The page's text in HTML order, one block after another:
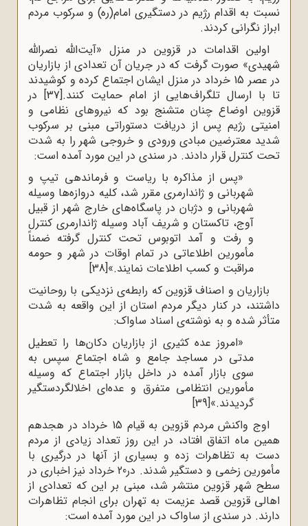
نسبت به اقدام رژیم در دستگیری امام(ره) و سرکوب مردم
ابراز نگرانی کردند.
اولین اقدامات در قزوین در منزل «آیت‌الله نصرالله
شهیدی» صورت گرفت که در جریان آن تعدادی از بازاریان
در عصر 15 خرداد در منزل ایشان اجتماع کرده و ‌کوشیدند
تا با ارسال تلگراف‌هایی از امام حمایت کنند.[37] در
قزوین اوضاع چنان متشنج بود که نیروهای نظامی و
امنیتی رژیم پس از دریافت دستوراتی مبنی بر سرکوب
شدید معترضین مبادی ورودی و خروجی شهر را به شدت
تحت کنترل قرار دادند. در سندی در این مورد آمده است:
«پس از مذاکره با ریاست و فرماندهی تیپ و
شهربانی و ژاندارمری مقرر شد، کلیه دروازه‌ها وسیله
شهربانی و دژبان در پاسگاه‌های خارج شهر از قبیل
آوج، تاکستان و شریف آباد وسیله ژاندارمری کنترل
و رفت و آمد اتوبوس تحت کنترل گرفته ضمناً
مأمورین اطلاعاتی در تمام اوقات در شهر و حومه
مراقبت و کسب اطلاعات نمایند.»[38]
بازاریان و اصناف قزوین که رابطه‌ی نزدیکی با روحانیت
داشتند، در کنار دیگر مردم استان از این واقعه به شدت
متأثر شده و به نوشته‌ی اسناد ساواک:
«امروز عده کثیری از بازاریان دکان‌ها را تعطیل
مدتی در مساجد جامع و شاه اجتماع سپس به
سوی بازار آمده در داخل بازار اجتماع که وسیله
مأمورین انتظامی متفرق و عده‌ای اخلالگردستگیر
گردیدند.»[39]
اوج واکنش مردم قزوین به قیام 15 خرداد در هجدهم
همین ماه اتفاق افتاد، در این روز تعداد زیادی از مردم
دست به تظاهرات زده و بسیاری از آنها در درگیری با
مأمورین زخمی و دستگیر شدند. در20 خرداد نیز اخباری در
سطح شهر قزوین منتشر شد، مبنی بر این که تعدادی از
اهالی قزوین قصد عزیمت به تهران برای انجام تظاهرات
دارند. در سندی از ساواک در این مورد آمده است: